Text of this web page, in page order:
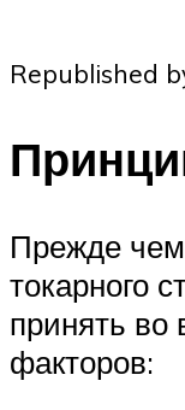
Republished
Прежде
токарного
принять во
факторов: